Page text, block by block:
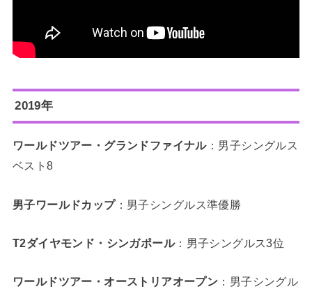
2019年
ワールドツアー・グランドファイナル：男子シングルス
ベスト8
男子ワールドカップ：男子シングルス準優勝
T2ダイヤモンド・シンガポール：男子シングルス3位
ワールドツアー・オーストリアオープン ：男子シングル